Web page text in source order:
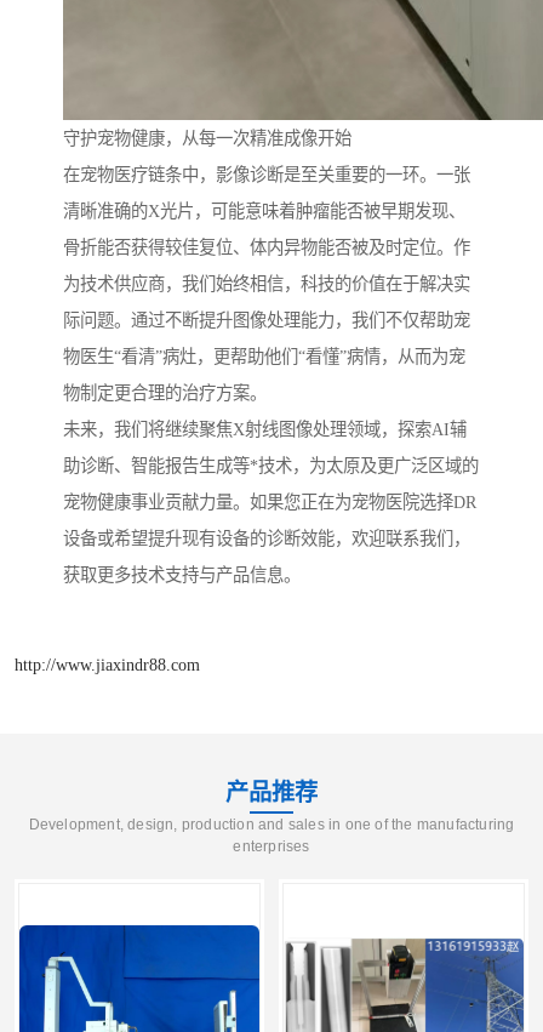
守护宠物健康，从每一次精准成像开始
在宠物医疗链条中，影像诊断是至关重要的一环。一张
清晰准确的X光片，可能意味着肿瘤能否被早期发现、
骨折能否获得较佳复位、体内异物能否被及时定位。作
为技术供应商，我们始终相信，科技的价值在于解决实
际问题。通过不断提升图像处理能力，我们不仅帮助宠
物医生“看清”病灶，更帮助他们“看懂”病情，从而为宠
物制定更合理的治疗方案。
未来，我们将继续聚焦X射线图像处理领域，探索AI辅
助诊断、智能报告生成等*技术，为太原及更广泛区域的
宠物健康事业贡献力量。如果您正在为宠物医院选择DR
设备或希望提升现有设备的诊断效能，欢迎联系我们，
获取更多技术支持与产品信息。
http://www.jiaxindr88.com
产品推荐
Development, design, production and sales in one of the manufacturing
enterprises